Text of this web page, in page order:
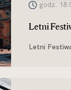
godz.
Letni
Letni